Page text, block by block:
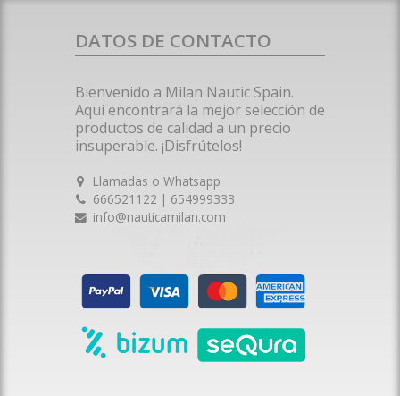
DATOS DE CONTACTO
Bienvenido a Milan Nautic Spain.
Aquí encontrará la mejor selección de
productos de calidad a un precio
insuperable. ¡Disfrútelos!
Llamadas o Whatsapp
666521122 | 654999333
info@nauticamilan.com